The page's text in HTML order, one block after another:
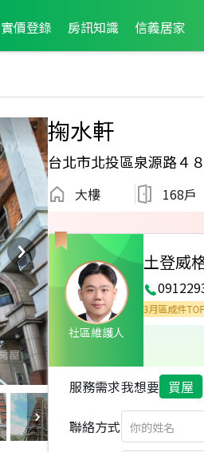
實價登錄 房訊知識 信義居家
掬水軒
台北市北投區泉源路４
大樓 168戶
社區維護人
土登威
成件TOP3
2022年3月區成件TOP3
服務需求我想要 買屋
聯絡方式